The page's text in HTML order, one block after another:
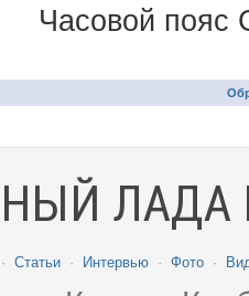
Часовой пояс
ЛАДА
· Статьи · Интервью · Фото ·